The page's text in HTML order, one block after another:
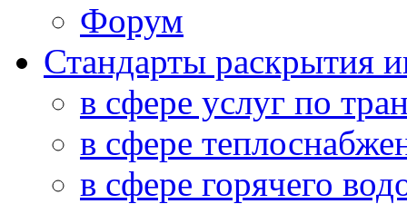
Форум
Стандарты раскрытия
в сфере услуг по
в сфере
в сфере горячего